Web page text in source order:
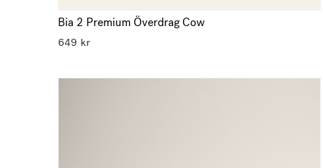
Bia 2 Premium Överdrag Cow
649 kr